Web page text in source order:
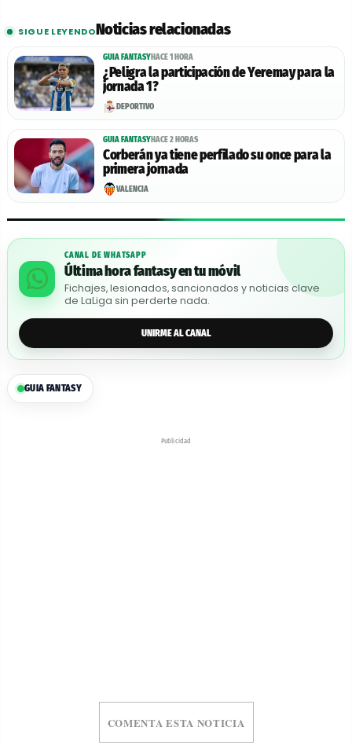
SIGUE LEYENDONoticias relacionadas
GUIA FANTASYHACE 1 HORA
¿Peligra la participación de Yeremay para la
jornada 1?
DEPORTIVO
GUIA FANTASYHACE 2 HORAS
Corberán ya tiene perfilado su once para la
primera jornada
VALENCIA
CANAL DE WHATSAPP
Última hora fantasy en tu móvil
Fichajes, lesionados, sancionados y noticias clave
de LaLiga sin perderte nada.
UNIRME AL CANAL
GUIA FANTASY
Publicidad
COMENTA ESTA NOTICIA